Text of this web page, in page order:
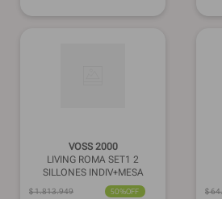
VOSS 2000
LIVING ROMA SET1 2
SILLONES INDIV+MESA
$1.813.949 50%OFF $64.